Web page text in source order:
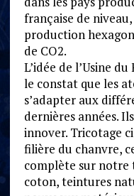
française de
production
de CO2.
L’idée de l’Usine
le constat que les
s’adapter aux
dernières années.
innover. Tricotage
filière du chanvre,
complète sur notre
coton, teintures